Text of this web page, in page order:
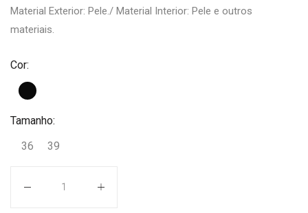
Material Exterior: Pele./ Material Interior: Pele e outros
materiais.
Cor:
Tamanho:
36
39